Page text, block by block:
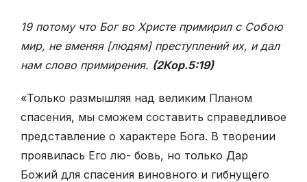
19 потому что Бог во Христе примирил с Собою
мир, не вменяя [людям] преступлений их, и дал
нам слово примирения. (2Кор.5:19)
«Только размышляя над великим Планом
спасения, мы сможем составить справедливое
представление о характере Бога. В творении
проявилась Его лю- бовь, но только Дар
Божий для спасения виновного и гибнущего